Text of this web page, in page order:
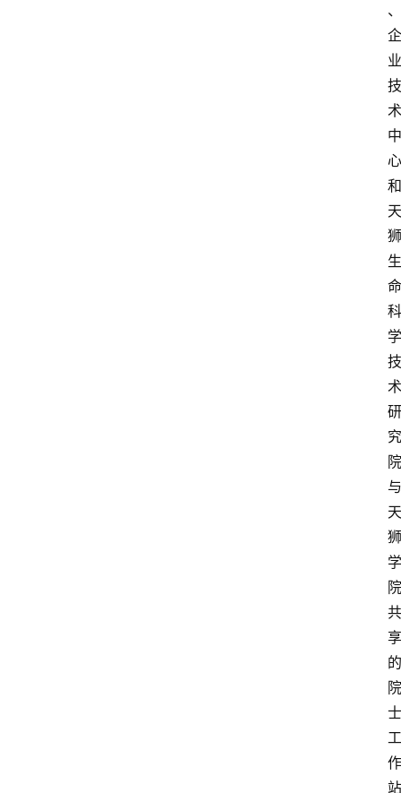
、
企
业
技
术
中
心
和
天
狮
生
命
科
学
技
术
研
究
院
与
天
狮
学
院
共
享
的
院
士
工
作
站